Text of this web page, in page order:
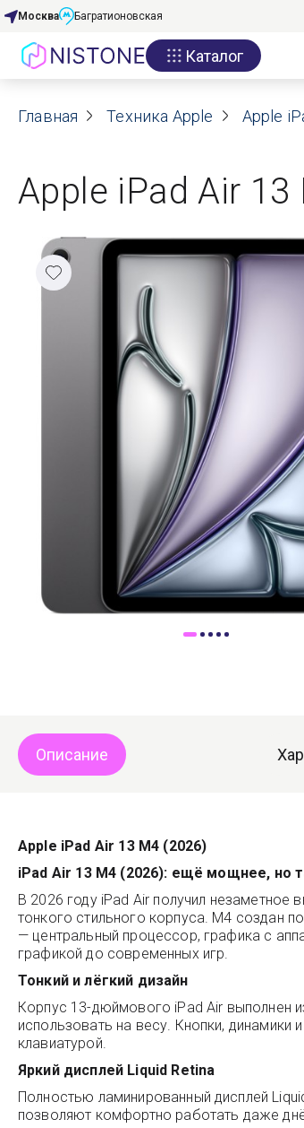
Акции
О нас
Реквизиты
Контакты
Гарантия
Оплата
Самовывоз
Trade-In
Москва Багратионовская
Каталог
Главная Техника Apple Apple
Apple iPad Air
Описание
Apple iPad Air 13 M4 (2026)
iPad Air 13 M4 (2026): ещё мощнее, но
В 2026 году iPad Air получил незаметное
тонкого стильного корпуса. M4 создан
— центральный процессор, графика с
графикой до современных игр.
Тонкий и лёгкий дизайн
Корпус 13-дюймового iPad Air выполнен
использовать на весу. Кнопки,
клавиатурой.
Яркий дисплей Liquid Retina
Полностью ламинированный дисплей
позволяют комфортно работать даже